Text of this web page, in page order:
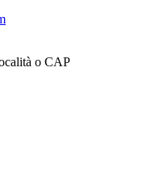
o CAP